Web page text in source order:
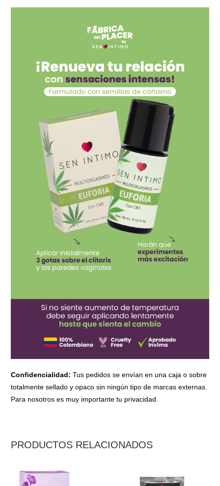
Confidencialidad: Tus pedidos se envían en una caja o sobre
totalmente sellado y opaco sin ningún tipo de marcas externas.
Para nosotros es muy importante tu privacidad.
PRODUCTOS RELACIONADOS